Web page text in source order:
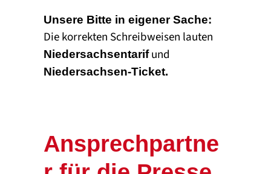
Unsere Bitte in eigener Sache:
Die korrekten Schreibweisen lauten
Niedersachsentarifund
Niedersachsen-Ticket.
Ansprechpartne